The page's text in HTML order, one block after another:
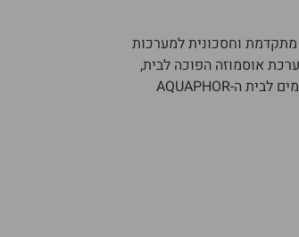
וחסכונית למערכות
אוסמוזה הפוכה לבית,
עם צריכת מלח נמוכה וכמות קטנה של מים הדרושה לחידוש מרכך מים לבית ה-AQUAPHOR